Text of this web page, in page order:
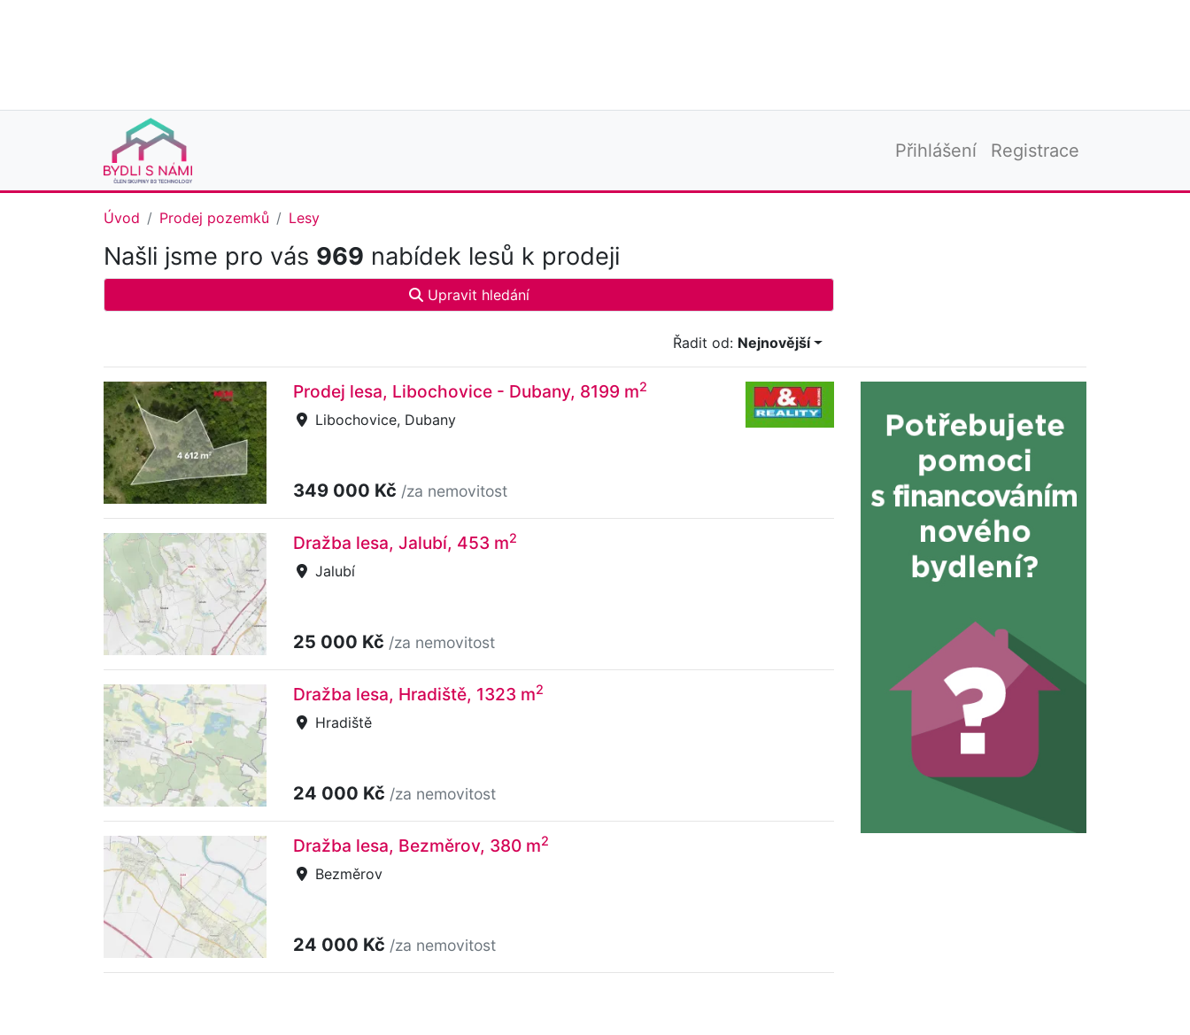
Přihlášení Registrace
Úvod Prodej pozemků Lesy
Našli jsme pro vás 969 nabídek lesů k prodeji
Upravit hledání
Řadit od: Nejnovější
Prodej lesa, Libochovice - Dubany, 8199 m2
Libochovice, Dubany
349 000 Kč /za nemovitost
Dražba lesa, Jalubí, 453 m2
Jalubí
25 000 Kč /za nemovitost
Dražba lesa, Hradiště, 1323 m2
Hradiště
24 000 Kč /za nemovitost
Dražba lesa, Bezměrov, 380 m2
Bezměrov
24 000 Kč /za nemovitost